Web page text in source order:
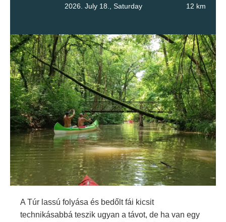
2026. July 18., Saturday 12 km
A Túr lassú folyása és bedőlt fái kicsit
technikásabbá teszik ugyan a távot, de ha van egy